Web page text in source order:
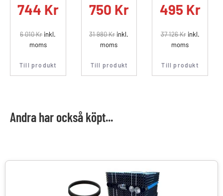
744 Kr
6 010Krinkl.
moms
Till produkt
750 Kr
31 980Krinkl.
moms
Till produkt
495 Kr
37 126Krinkl.
moms
Till produkt
Andra har också köpt...